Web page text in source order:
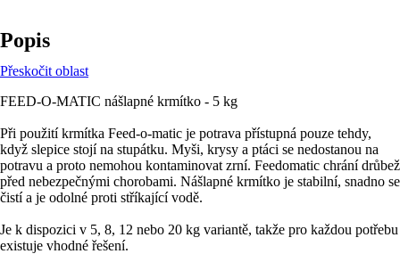
Popis
Přeskočit oblast
FEED-O-MATIC nášlapné krmítko - 5 kg
Při použití krmítka Feed-o-matic je potrava přístupná pouze tehdy,
když slepice stojí na stupátku. Myši, krysy a ptáci se nedostanou na
potravu a proto nemohou kontaminovat zrní. Feedomatic chrání drůbež
před nebezpečnými chorobami. Nášlapné krmítko je stabilní, snadno se
čistí a je odolné proti stříkající vodě.
Je k dispozici v 5, 8, 12 nebo 20 kg variantě, takže pro každou potřebu
existuje vhodné řešení.